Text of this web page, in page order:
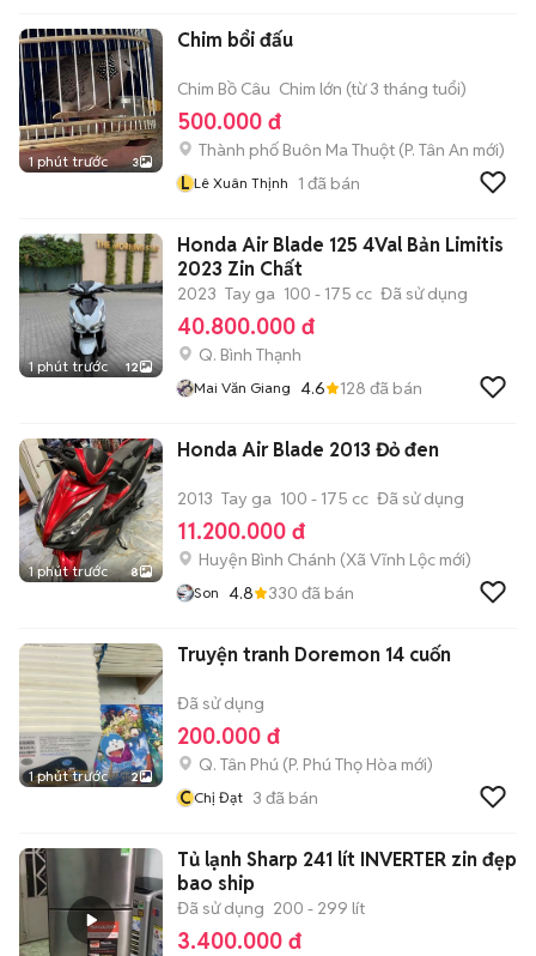
1 phút trước 3
Chim bổi đấu
Chim Bồ Câu Chim lớn (từ 3 tháng tuổi)
500.000 đ
Thành phố Buôn Ma Thuột (P. Tân An mới)
L Lê Xuân Thịnh 1 đã bán
1 phút trước 12
Honda Air Blade 125 4Val Bản Limitis
2023 Zin Chất
2023 Tay ga 100 - 175 cc Đã sử dụng
40.800.000 đ
Q. Bình Thạnh
Mai Văn Giang 4.6 128 đã bán
1 phút trước 8
Honda Air Blade 2013 Đỏ đen
2013 Tay ga 100 - 175 cc Đã sử dụng
11.200.000 đ
Huyện Bình Chánh (Xã Vĩnh Lộc mới)
Son 4.8 330 đã bán
1 phút trước 2
Truyện tranh Doremon 14 cuốn
Đã sử dụng
200.000 đ
Q. Tân Phú (P. Phú Thọ Hòa mới)
CChị Đạt 3 đã bán
Tủ lạnh Sharp 241 lít INVERTER zin đẹp
bao ship
Đã sử dụng 200 - 299 lít
3.400.000 đ